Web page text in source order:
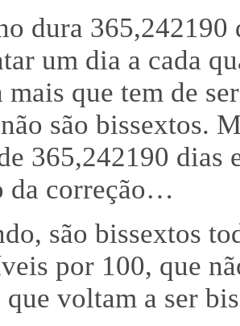
dura
um dia a cada
mais que tem de
são bissextos.
365,242190 dias
da correção…
são bissextos
por 100, que
voltam a ser